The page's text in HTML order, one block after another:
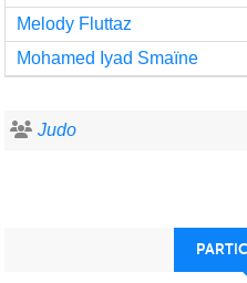
Melody Fluttaz
Mohamed Iyad Smaïne
Judo